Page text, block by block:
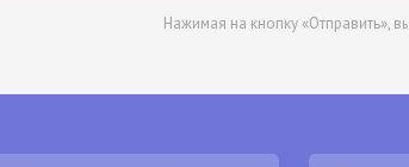
Нажимая на кнопку «Отправить»,